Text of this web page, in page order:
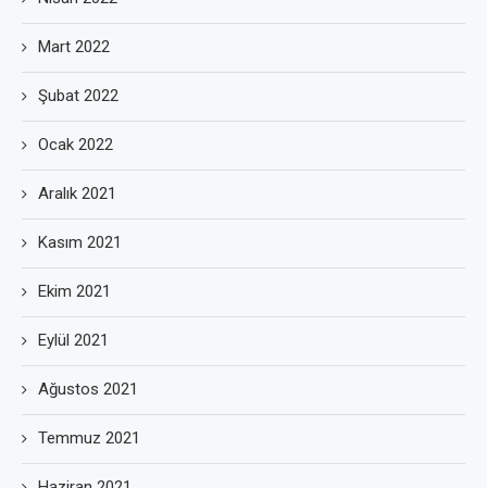
Mart 2022
Şubat 2022
Ocak 2022
Aralık 2021
Kasım 2021
Ekim 2021
Eylül 2021
Ağustos 2021
Temmuz 2021